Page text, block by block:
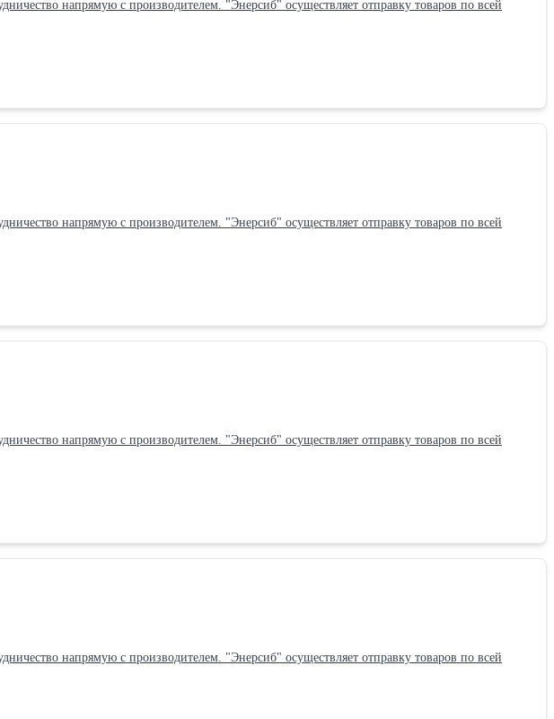
напрямую с производителем. "Энерсиб" осуществляет отправку товаров по всей
напрямую с производителем. "Энерсиб" осуществляет отправку товаров по всей
напрямую с производителем. "Энерсиб" осуществляет отправку товаров по всей
напрямую с производителем. "Энерсиб" осуществляет отправку товаров по всей